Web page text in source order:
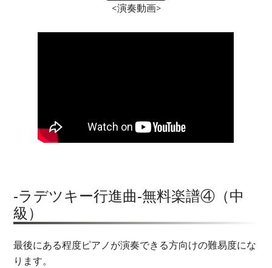
<演奏動画>
-ラデツキー行進曲-無料楽譜④（中
級）
最後にある程度ピアノが演奏できる方向けの難易度にな
ります。